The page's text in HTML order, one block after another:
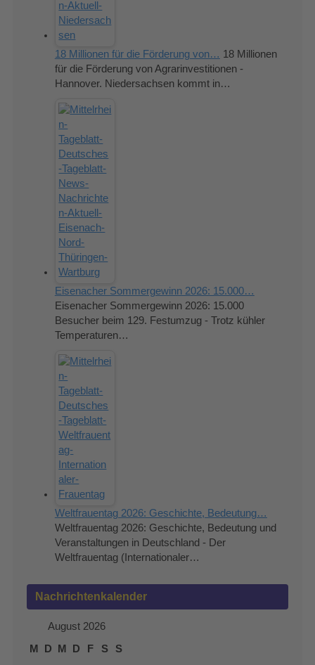
18 Millionen für die Förderung von… 18 Millionen
für die Förderung von Agrarinvestitionen -
Hannover. Niedersachsen kommt in…
Eisenacher Sommergewinn 2026: 15.000…
Eisenacher Sommergewinn 2026: 15.000
Besucher beim 129. Festumzug - Trotz kühler
Temperaturen…
Weltfrauentag 2026: Geschichte, Bedeutung…
Weltfrauentag 2026: Geschichte, Bedeutung und
Veranstaltungen in Deutschland - Der
Weltfrauentag (Internationaler…
Nachrichtenkalender
August 2026
M
D M D F S S